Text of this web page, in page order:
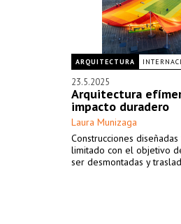
ARQUITECTURA
23.5.2025
Arquitectura
impacto duradero
Laura Munizaga
Construcciones
limitado con el objetivo
ser desmontadas y